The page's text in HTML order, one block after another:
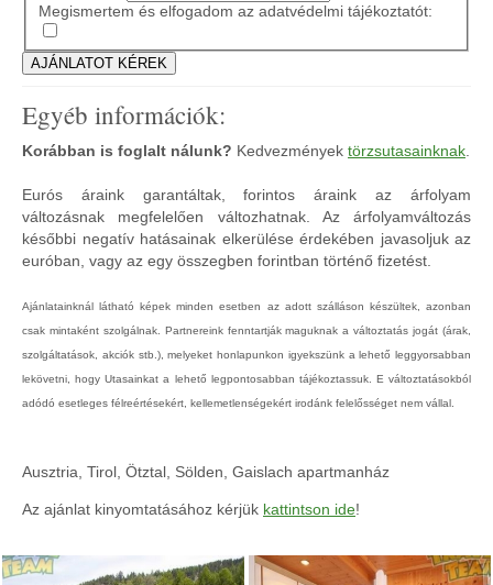
Megismertem és elfogadom az adatvédelmi tájékoztatót:
Egyéb információk:
Korábban is foglalt nálunk? Kedvezmények törzsutasainknak.
Eurós áraink garantáltak, forintos áraink az árfolyam
változásnak megfelelően változhatnak. Az árfolyamváltozás
későbbi negatív hatásainak elkerülése érdekében javasoljuk az
euróban, vagy az egy összegben forintban történő fizetést.
Ajánlatainknál látható képek minden esetben az adott szálláson készültek, azonban
csak mintaként szolgálnak. Partnereink fenntartják maguknak a változtatás jogát (árak,
szolgáltatások, akciók stb.), melyeket honlapunkon igyekszünk a lehető leggyorsabban
lekövetni, hogy Utasainkat a lehető legpontosabban tájékoztassuk. E változtatásokból
adódó esetleges félreértésekért, kellemetlenségekért irodánk felelősséget nem vállal.
Ausztria, Tirol, Ötztal, Sölden, Gaislach apartmanház
Az ajánlat kinyomtatásához kérjük kattintson ide!